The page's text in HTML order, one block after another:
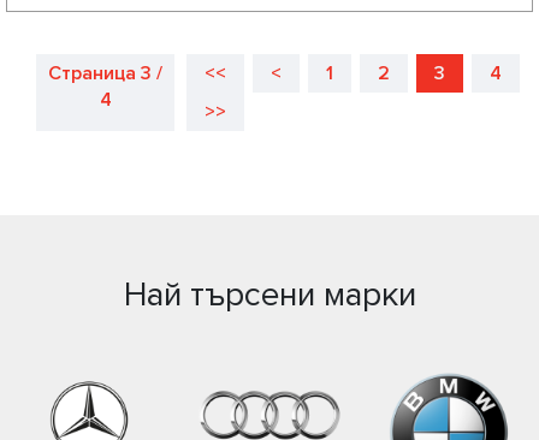
Страница 3 /
4
<< < 1 2 3
4
>>
Най търсени марки